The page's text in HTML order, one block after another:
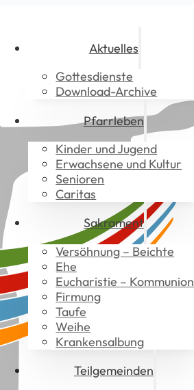
Aktuelles
Gottesdienste
Download-Archive
Pfarrleben
Kinder und Jugend
Erwachsene und Kultur
Senioren
Caritas
Sakrament
Versöhnung – Beichte
Ehe
Eucharistie – Kommunion
Firmung
Taufe
Weihe
Krankensalbung
Teilgemeinden